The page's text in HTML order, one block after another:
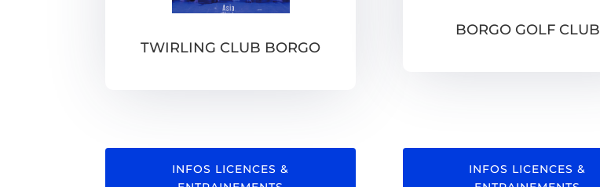
TWIRLING CLUB BORGO
BORGO GOLF CLUB
INFOS LICENCES &
INFOS LICENCES &